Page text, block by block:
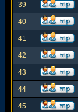
39
40
41
42
43
44
45